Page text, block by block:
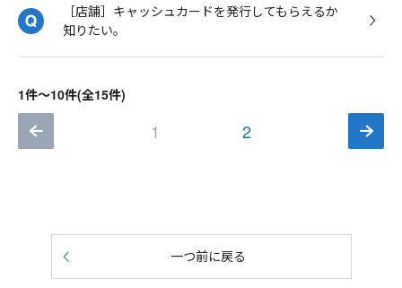
［店舗］キャッシュカードを発行してもらえるか
知りたい。
1件～10件(全15件)
1 2
一つ前に戻る